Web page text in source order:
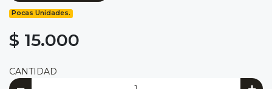
Pocas Unidades.
$ 15.000
CANTIDAD